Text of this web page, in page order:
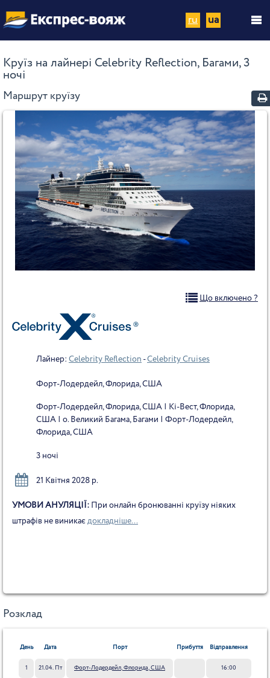
ru ua
Круїз на лайнері Celebrity Reflection, Багами, 3
ночі
Маршрут круїзу
Що включено ?
Лайнер: Celebrity Reflection -Celebrity Cruises
Форт-Лодердейл, Флорида, США
Форт-Лодердейл, Флорида, США | Кі-Вест, Флорида,
США | о. Великий Багама, Багами | Форт-Лодердейл,
Флорида, США
3 ночі
21 Квітня 2028 р.
УМОВИ АНУЛЯЦІЇ: При онлайн бронюванні круїзу ніяких
штрафів не виникає докладніше...
Розклад
День Дата Порт Прибуття Відправлення
1 21.04. Пт Форт-Лодердейл, Флорида, США 16:00